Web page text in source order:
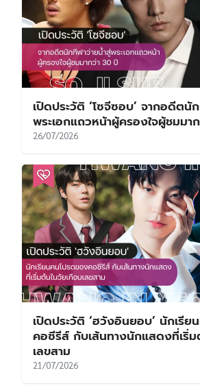
เปิดประวัติ ‘โซจีซอบ’ จากอดีตนั
พระเอกแถวหน้าผู้ครองใจผู้ชมมา
26/07/2026
เปิดประวัติ ‘ฮวังอินยอบ’ นักเรีย
คอซีรีส์ กับเส้นทางนักแสดงที่เริ่ม
เลขสาม
21/07/2026